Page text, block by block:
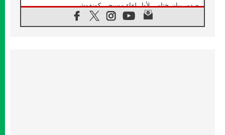
صدور بيان ختامي لأول لقاء مسيحي كونفوشي
بمشاركة الدائرة الفاتيكانية للحوار بين الأديان
07.08.2026